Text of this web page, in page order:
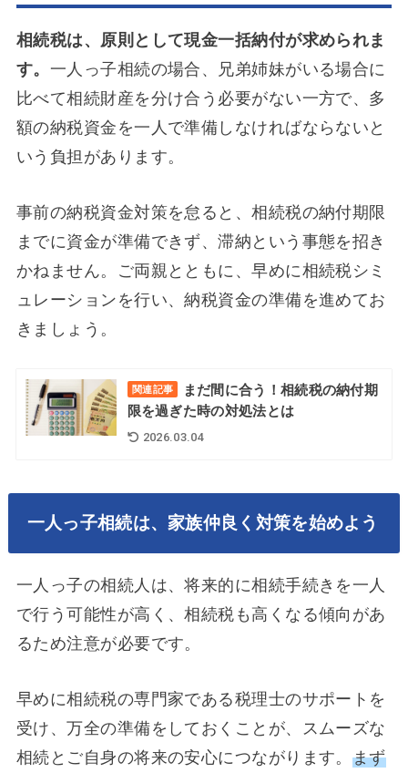
相続税は、原則として現金一括納付が求められま
す。 一人っ子相続の場合、兄弟姉妹がいる場合に
比べて相続財産を分け合う必要がない一方で、多
額の納税資金を一人で準備しなければならないと
いう負担があります。
事前の納税資金対策を怠ると、相続税の納付期限
までに資金が準備できず、滞納という事態を招き
かねません。ご両親とともに、早めに相続税シミ
ュレーションを行い、納税資金の準備を進めてお
きましょう。
関連記事
まだ間に合う！相続税の納付期
限を過ぎた時の対処法とは
2026.03.04
一人っ子相続は、家族仲良く対策を始めよう
一人っ子の相続人は、将来的に相続手続きを一人
で行う可能性が高く、相続税も高くなる傾向があ
るため注意が必要です。
早めに相続税の専門家である税理士のサポートを
受け、万全の準備をしておくことが、スムーズな
相続とご自身の将来の安心につながります。 まず